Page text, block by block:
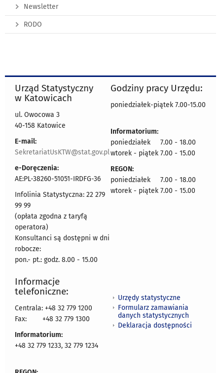
Newsletter
RODO
Urząd Statystyczny
w Katowicach
ul. Owocowa 3
40-158 Katowice
E-mail:
SekretariatUsKTW@stat.gov.pl
e-Doręczenia:
AE:PL-38260-51051-IRDFG-36
Infolinia Statystyczna: 22 279
99 99
(opłata zgodna z taryfą
operatora)
Konsultanci są dostępni w dni
robocze:
pon.- pt.: godz. 8.00 - 15.00
Godziny pracy Urzędu:
poniedziałek-piątek 7.00-15.00
Informatorium:
poniedziałek 7.00 - 18.00
wtorek - piątek 7.00 - 15.00
REGON:
poniedziałek 7.00 - 18.00
wtorek - piątek 7.00 - 15.00
Informacje
telefoniczne:
Centrala: +48 32 779 1200
Fax:
+48 32 779 1300
Informatorium:
+48 32 779 1233, 32 779 1234
Urzędy statystyczne
Formularz zamawiania
danych statystycznych
Deklaracja dostępności